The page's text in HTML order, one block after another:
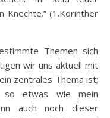
Knechte.” (1.Korinther
Themen sich
wir uns aktuell mit
zentrales Thema ist;
etwas wie mein
auch noch dieser